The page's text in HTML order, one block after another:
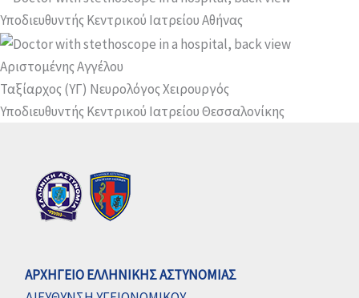
Υποδιευθυντής Κεντρικού Ιατρείου Αθήνας
Αριστομένης Αγγέλου
Ταξίαρχος (ΥΓ) Νευρολόγος Χειρουργός
Υποδιευθυντής Κεντρικού Ιατρείου Θεσσαλονίκης
ΑΡΧΗΓΕΙΟ ΕΛΛΗΝΙΚΗΣ ΑΣΤΥΝΟΜΙΑΣ